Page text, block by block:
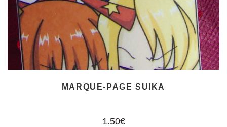
MARQUE-PAGE SUIKA
1.50€